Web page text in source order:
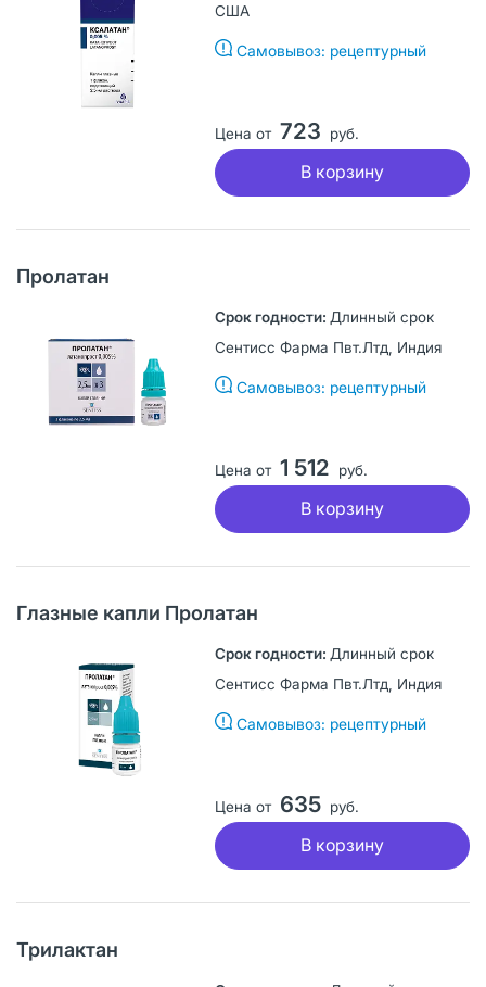
США
Самовывоз: рецептурный
Цена от 723 руб.
В корзину
Пролатан
Длинный срок
Сентисс Фарма Пвт.Лтд, Индия
Самовывоз: рецептурный
Цена от 1 512 руб.
В корзину
Глазные капли Пролатан
Длинный срок
Сентисс Фарма Пвт.Лтд, Индия
Самовывоз: рецептурный
Цена от 635 руб.
В корзину
Трилактан